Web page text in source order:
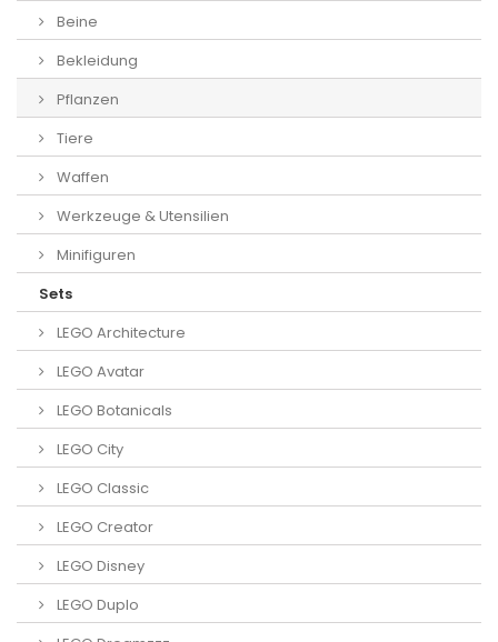
Beine
Bekleidung
Pflanzen
Tiere
Waffen
Werkzeuge & Utensilien
Minifiguren
Sets
LEGO Architecture
LEGO Avatar
LEGO Botanicals
LEGO City
LEGO Classic
LEGO Creator
LEGO Disney
LEGO Duplo